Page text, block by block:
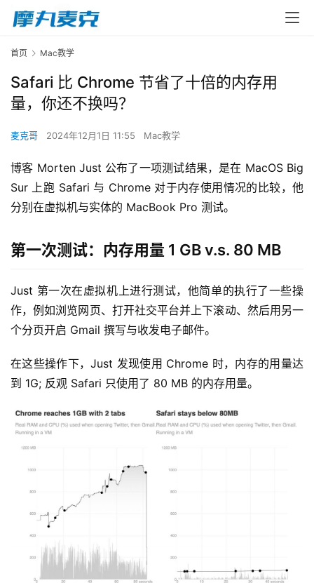
首页 Mac教学
Safari 比 Chrome 节省了十倍的内存用
量，你还不换吗？
麦克哥 2024年12月1日 11:55 Mac教学
博客 Morten Just 公布了一项测试结果，是在 MacOS Big
Sur 上跑 Safari 与 Chrome 对于内存使用情况的比较，他
分别在虚拟机与实体的 MacBook Pro 测试。
第一次测试：内存用量 1 GB v.s. 80 MB
Just 第一次在虚拟机上进行测试，他简单的执行了一些操
作，例如浏览网页、打开社交平台并上下滚动、然后用另一
个分页开启 Gmail 撰写与收发电子邮件。
在这些操作下，Just 发现使用 Chrome 时，内存的用量达
到 1G; 反观 Safari 只使用了 80 MB 的内存用量。